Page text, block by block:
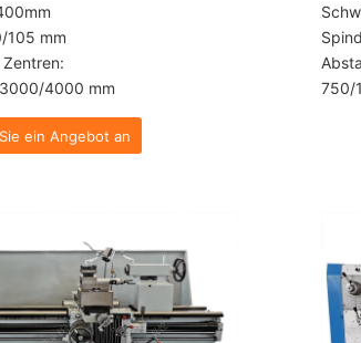
105 mm
4000 mm
ein Angebot an
750/